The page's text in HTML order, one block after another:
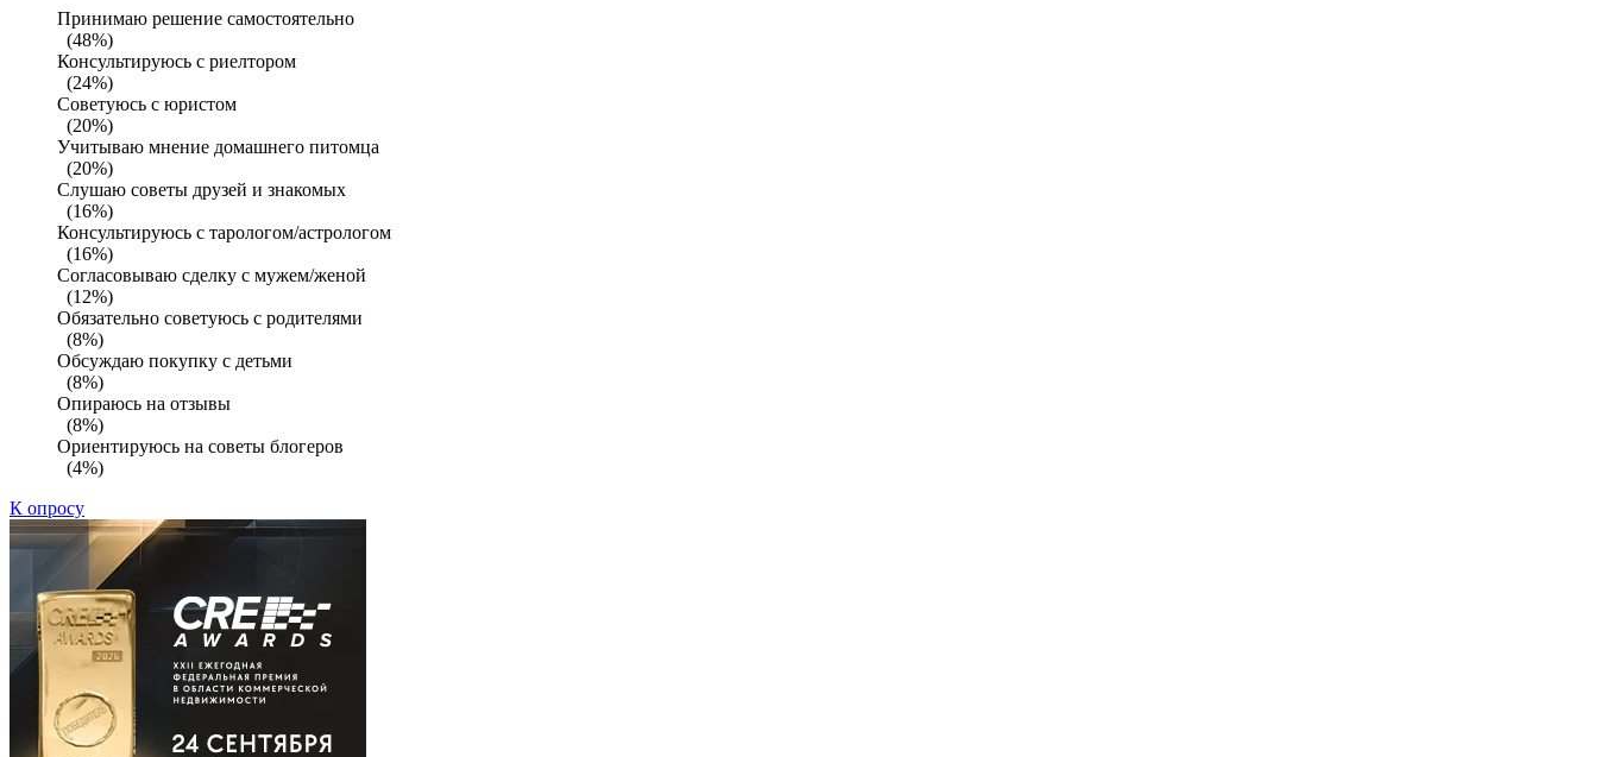
Принимаю решение самостоятельно
(48%)
Консультируюсь с риелтором
(24%)
Советуюсь с юристом
(20%)
Учитываю мнение домашнего питомца
(20%)
Слушаю советы друзей и знакомых
(16%)
Консультируюсь с тарологом/астрологом
(16%)
Согласовываю сделку с мужем/женой
(12%)
Обязательно советуюсь с родителями
(8%)
Обсуждаю покупку с детьми
(8%)
Опираюсь на отзывы
(8%)
Ориентируюсь на советы блогеров
(4%)
К опросу